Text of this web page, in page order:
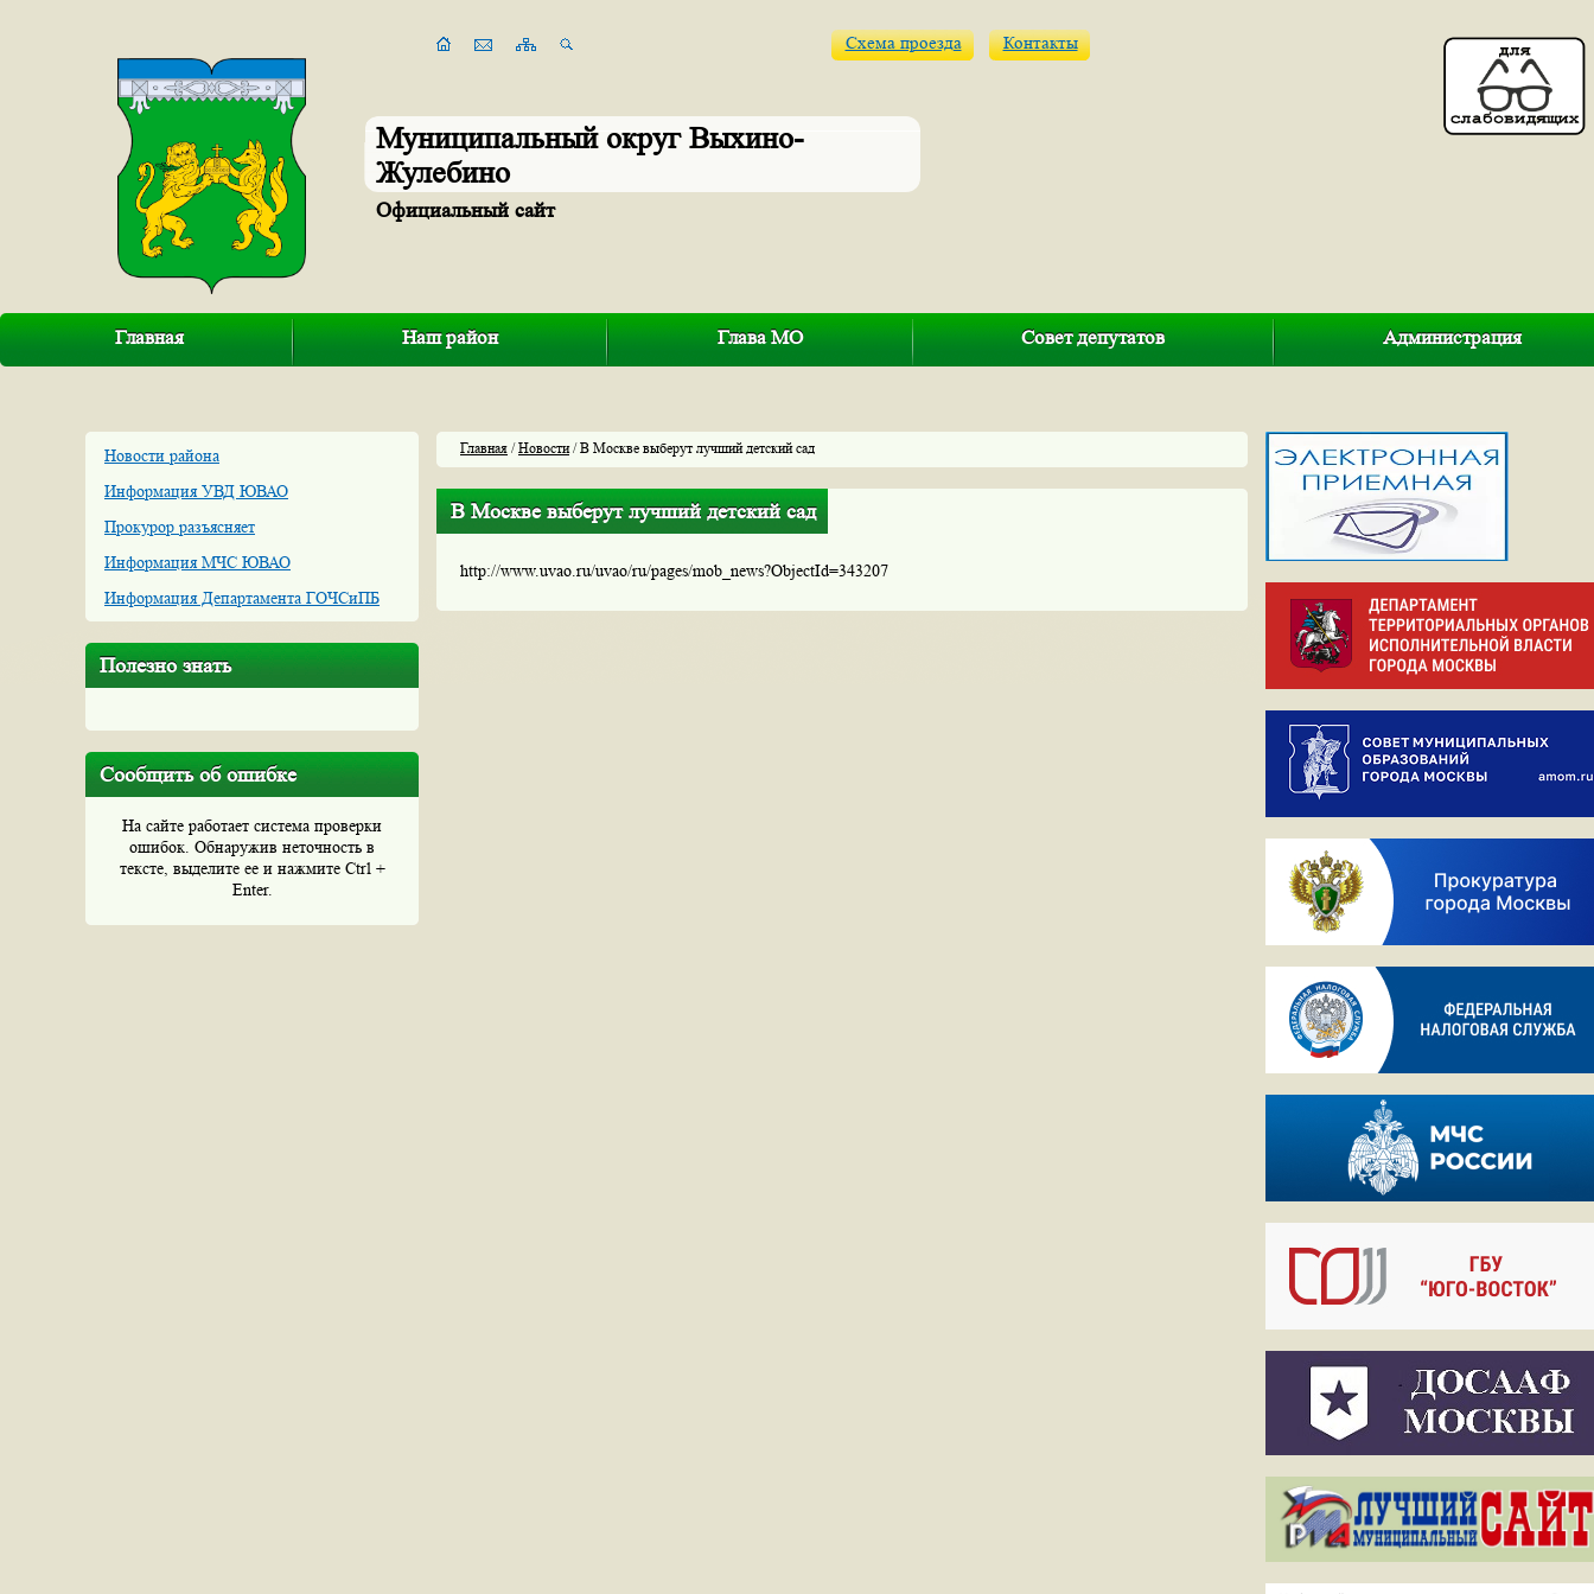
Муниципальный округ Выхино-
Жулебино
Официальный сайт
Схема проезда Контакты
Главная Наш район Глава МО Совет депутатов Администрация
Новости района
Информация УВД ЮВАО
Прокурор разъясняет
Информация МЧС ЮВАО
Информация Департамента ГОЧСиПБ
Полезно знать
Сообщить об ошибке
На сайте работает система проверки
ошибок. Обнаружив неточность в
тексте, выделите ее и нажмите Ctrl +
Enter.
Главная /Новости/ В Москве выберут лучший детский сад
В Москве выберут лучший детский сад
http://www.uvao.ru/uvao/ru/pages/mob_news?ObjectId=343207